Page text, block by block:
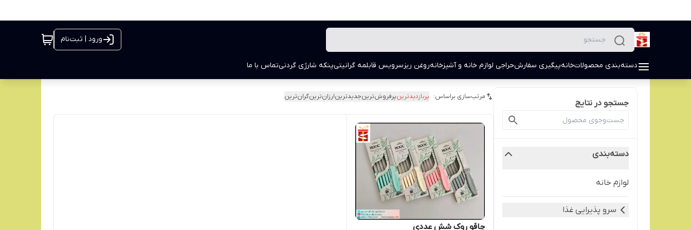
ورود | ثبت‌نام
دسته‌بندی محصولاتخانهپیگیری سفارشحراجی لوازم خانه و آشپزخانهروغن ریزسرویس قابلمه گرانیتیپنکه شارژی گردنیتماس با ما
جستجو در نتایج
دسته‌بندی
لوازم خانه
سرو پذیرایی غذا
مرتب‌سازی براساس: پربازدیدترینپرفروش‌ترینجدیدترینارزان‌ترینگران‌ترین
چاقو روک شش عددی